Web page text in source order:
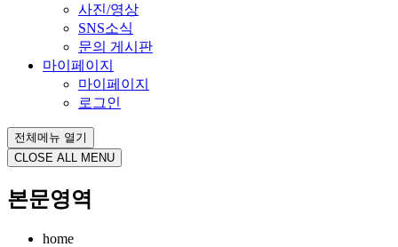
사진/영상
SNS소식
문의 게시판
마이페이지
마이페이지
로그인
전체메뉴 열기
CLOSE ALL MENU
본문영역
home